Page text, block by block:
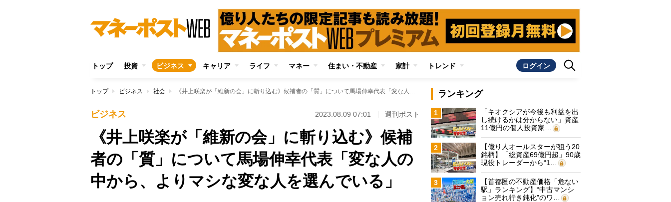
トップ 投資 ビジネス キャリア ライフ マネー 住まい・不動産 家計 トレンド ログイン
トップ ビジネス 社会 《井上咲楽が「維新の会」に斬り込む》候補者の「質」について馬場伸幸代表「変な人の中から、よりマシな変な人を選んでいる」
ビジネス 2023.08.09 07:01 週刊ポスト
《井上咲楽が「維新の会」に斬り込む》候補
者の「質」について馬場伸幸代表「変な人の
中から、よりマシな変な人を選んでいる」
ランキング
1
「キオクシアが今後も利益を出
し続けるかは分からない」資産
11億円の個人投資家…
2
【億り人オールスターが狙う20
銘柄】「総資産69億円超」90歳
現役トレーダーから“1…
3
【首都圏の不動産価格「危ない
駅」ランキング】“中古マンシ
ョン売れ行き鈍化”のワ…